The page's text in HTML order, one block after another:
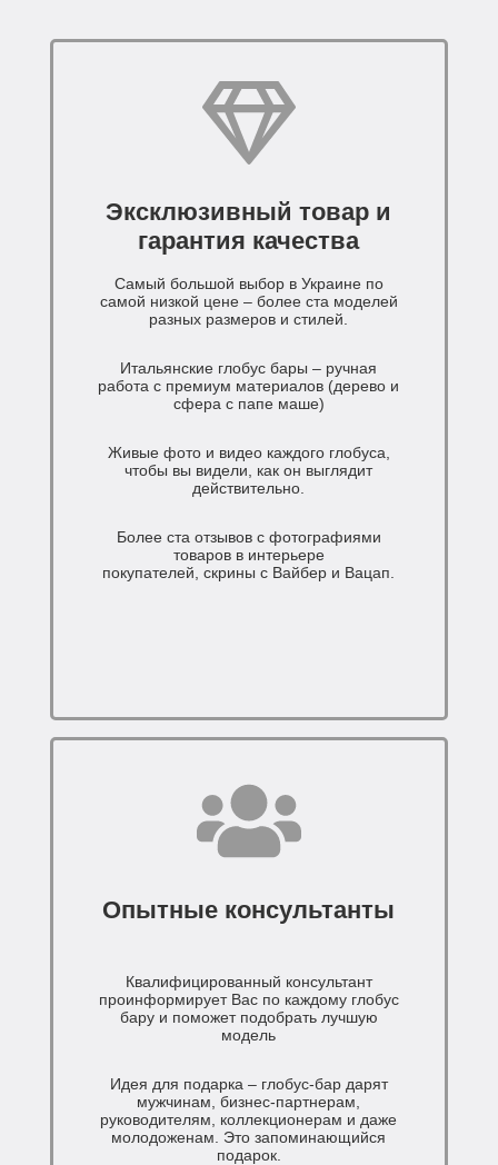
Эксклюзивный товар и
гарантия качества
Самый большой выбор в Украине по
самой низкой цене – более ста моделей
разных размеров и стилей.
Итальянские глобус бары – ручная
работа с премиум материалов (дерево и
сфера с папе маше)
Живые фото и видео каждого глобуса,
чтобы вы видели, как он выглядит
действительно.
Более ста отзывов с фотографиями
товаров в интерьере
покупателей, скрины с Вайбер и Вацап.
Опытные консультанты
Квалифицированный консультант
проинформирует Вас по каждому глобус
бару и поможет подобрать лучшую
модель
Идея для подарка – глобус-бар дарят
мужчинам, бизнес-партнерам,
руководителям, коллекционерам и даже
молодоженам. Это запоминающийся
подарок.